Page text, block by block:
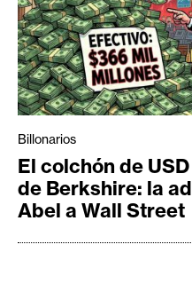
Billonarios
El colchón de
de Berkshire: la
Abel a Wall Street